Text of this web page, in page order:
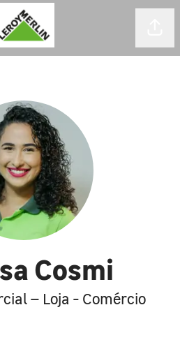
Cosmi
– Loja - Comércio